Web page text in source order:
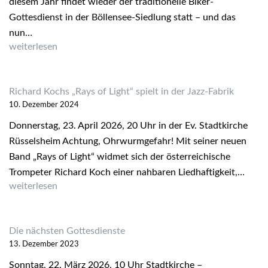
Gottesdienst in der Böllensee-Siedlung statt – und das
nun…
Biker-Gottesdienst 2026
weiterlesen
Richard Kochs „Rays of Light“ spielt in der Jazz-Fabrik
10. Dezember 2024
Donnerstag, 23. April 2026, 20 Uhr in der Ev. Stadtkirche
Rüsselsheim Achtung, Ohrwurmgefahr! Mit seiner neuen
Band „Rays of Light“ widmet sich der österreichische
Trompeter Richard Koch einer nahbaren Liedhaftigkeit,…
Richard Kochs „Rays of Light“ spielt in der Jazz-Fabrik
weiterlesen
Die nächsten Gottesdienste
13. Dezember 2023
Sonntag, 22. März 2026, 10 Uhr Stadtkirche –